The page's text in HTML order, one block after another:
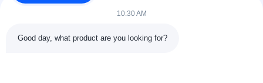
Rubber het Mengen zich Molenmachine
10:30 AM
Good day, what product are you looking for?